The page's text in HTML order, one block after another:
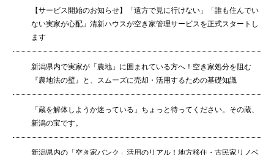
【サービス開始のお知らせ】「遠方で見に行けない」「誰も住んでい
ない実家が心配」清新ハウスが空き家管理サービスを正式スタートし
ます
新潟県内で実家が「農地」に囲まれている方へ！空き家処分を阻む
『農地法の壁』と、スムーズに売却・活用するための基礎知識
「蔵を解体しようか迷っている」ちょっと待ってください。その蔵、
新潟の宝です。
新潟県内の「空き家バンク」活用のリアル！地方移住・古民家リノベ